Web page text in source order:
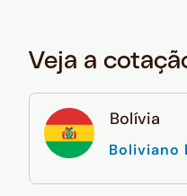
Veja a
Bolívia
Boliviano